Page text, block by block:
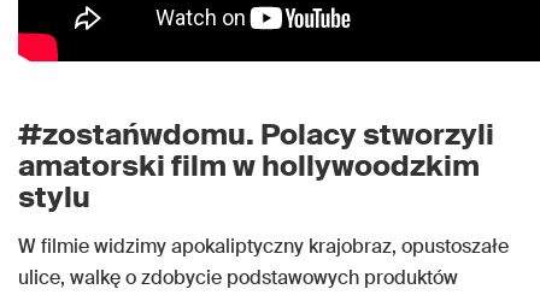
#zostańwdomu. Polacy stworzyli
amatorski film w hollywoodzkim
stylu
W filmie widzimy apokaliptyczny krajobraz, opustoszałe
ulice, walkę o zdobycie podstawowych produktów